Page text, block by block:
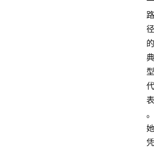
路
径
的
典
型
代
表
。
她
凭